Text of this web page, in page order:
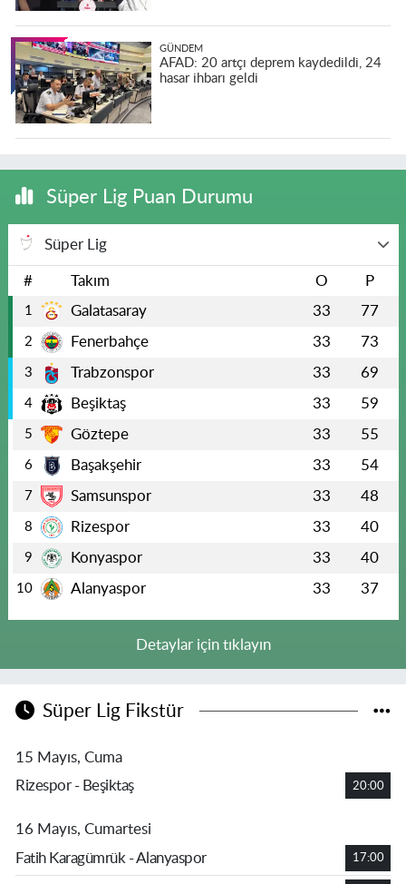
GÜNDEM
AFAD: 20 artçı deprem kaydedildi, 24
hasar ihbarı geldi
Süper Lig Puan Durumu
Süper Lig
# Takım O P
1 Galatasaray 33 77
2 Fenerbahçe 33 73
3 Trabzonspor 33 69
4 Beşiktaş 33 59
5 Göztepe 33 55
6 Başakşehir 33 54
7 Samsunspor 33 48
8 Rizespor 33 40
9 Konyaspor 33 40
10 Alanyaspor 33 37
Detaylar için tıklayın
Süper Lig Fikstür
15 Mayıs, Cuma
Rizespor - Beşiktaş
20:00
16 Mayıs, Cumartesi
Fatih Karagümrük - Alanyaspor
17:00